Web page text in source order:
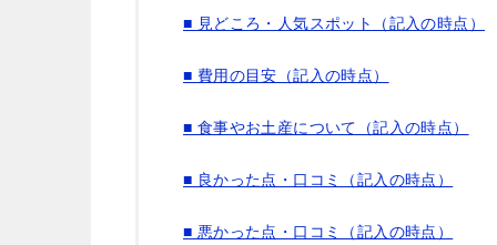
■ 見どころ・人気スポット（記入の時点）
■ 費用の目安（記入の時点）
■ 食事やお土産について（記入の時点）
■ 良かった点・口コミ（記入の時点）
■ 悪かった点・口コミ（記入の時点）